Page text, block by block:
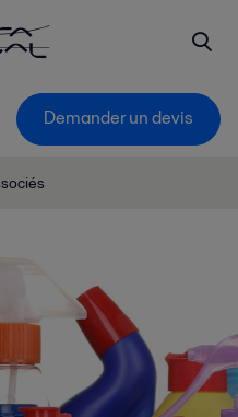
Demander un devis